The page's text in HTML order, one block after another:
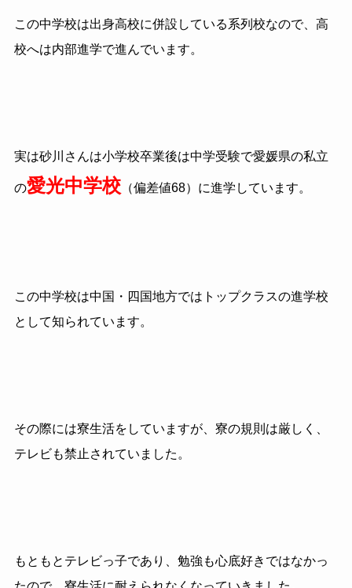
この中学校は出身高校に併設している系列校なので、高
校へは内部進学で進んでいます。
実は砂川さんは小学校卒業後は中学受験で愛媛県の私立
の愛光中学校（偏差値68）に進学しています。
この中学校は中国・四国地方ではトップクラスの進学校
として知られています。
その際には寮生活をしていますが、寮の規則は厳しく、
テレビも禁止されていました。
もともとテレビっ子であり、勉強も心底好きではなかっ